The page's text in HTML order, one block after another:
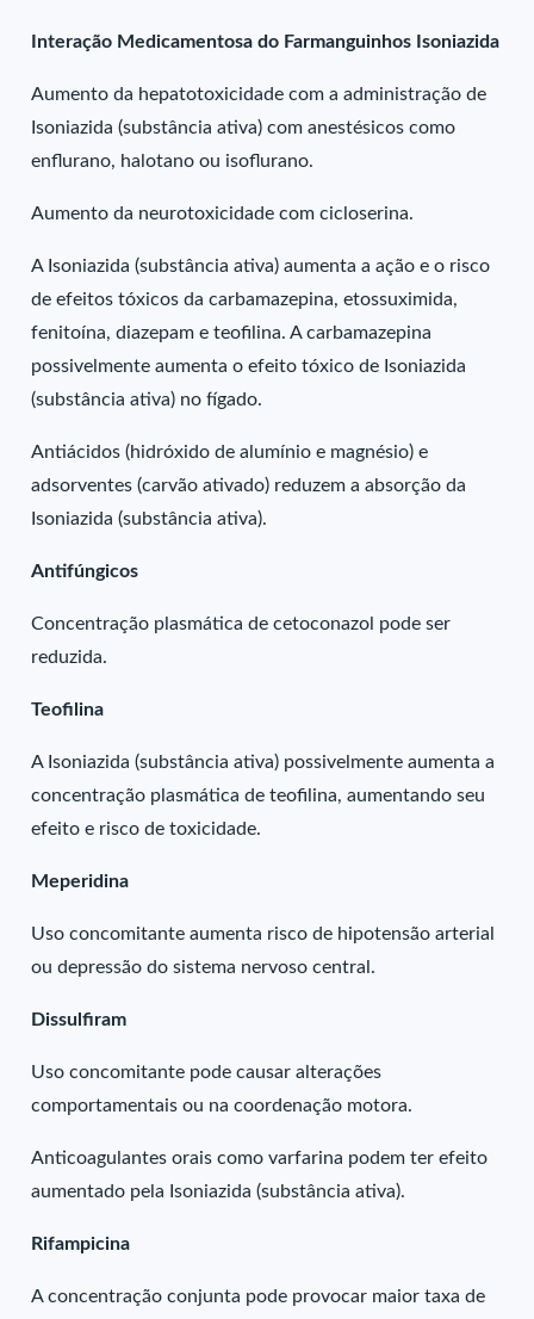
Interação Medicamentosa do Farmanguinhos Isoniazida
Aumento da hepatotoxicidade com a administração de
Isoniazida (substância ativa) com anestésicos como
enflurano, halotano ou isoflurano.
Aumento da neurotoxicidade com cicloserina.
A Isoniazida (substância ativa) aumenta a ação e o risco
de efeitos tóxicos da carbamazepina, etossuximida,
fenitoína, diazepam e teofilina. A carbamazepina
possivelmente aumenta o efeito tóxico de Isoniazida
(substância ativa) no fígado.
Antiácidos (hidróxido de alumínio e magnésio) e
adsorventes (carvão ativado) reduzem a absorção da
Isoniazida (substância ativa).
Antifúngicos
Concentração plasmática de cetoconazol pode ser
reduzida.
Teofilina
A Isoniazida (substância ativa) possivelmente aumenta a
concentração plasmática de teofilina, aumentando seu
efeito e risco de toxicidade.
Meperidina
Uso concomitante aumenta risco de hipotensão arterial
ou depressão do sistema nervoso central.
Dissulfiram
Uso concomitante pode causar alterações
comportamentais ou na coordenação motora.
Anticoagulantes orais como varfarina podem ter efeito
aumentado pela Isoniazida (substância ativa).
Rifampicina
A concentração conjunta pode provocar maior taxa de